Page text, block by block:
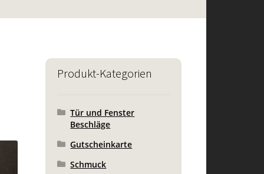
Produkt-Kategorien
Tür und Fenster
Beschläge
Gutscheinkarte
Schmuck